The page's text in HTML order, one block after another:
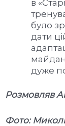
в
було
дати
дуже
Розмовляв
Фото: